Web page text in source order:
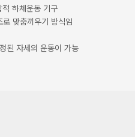
하체운동 기구
맞춤끼우기 방식임
된 자세의 운동이 가능